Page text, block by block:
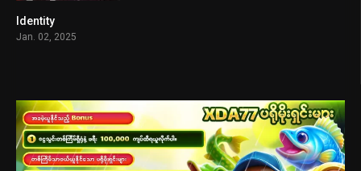
Identity
Jan. 02, 2025